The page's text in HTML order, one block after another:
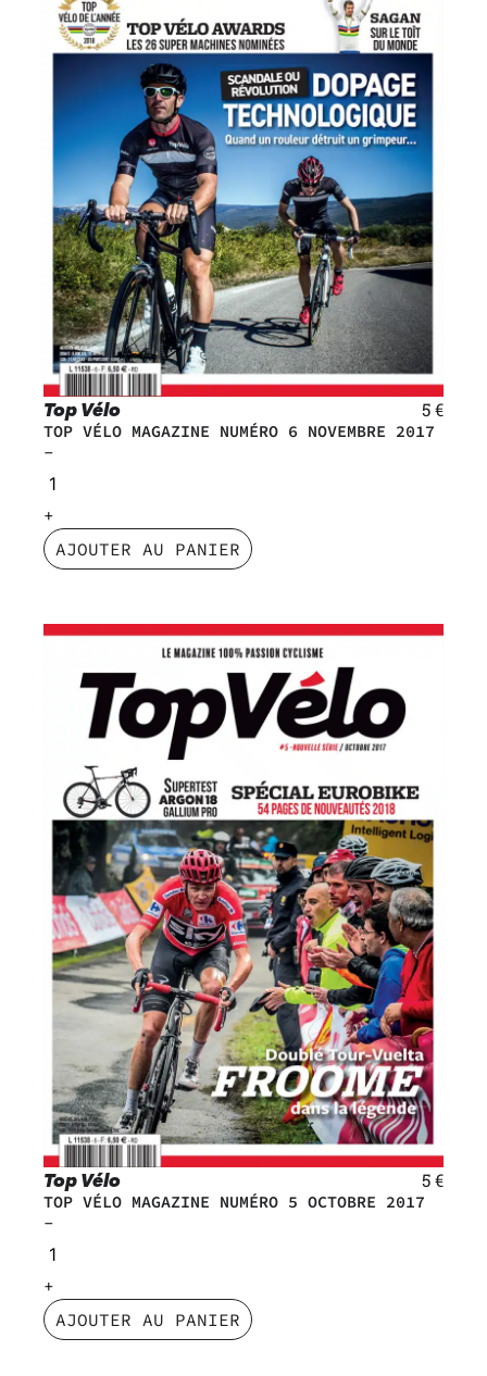
Top Vélo 5€
TOP VÉLO MAGAZINE NUMÉRO 6 NOVEMBRE 2017
AJOUTER AU PANIER
Top Vélo 5€
TOP VÉLO MAGAZINE NUMÉRO 5 OCTOBRE 2017
AJOUTER AU PANIER